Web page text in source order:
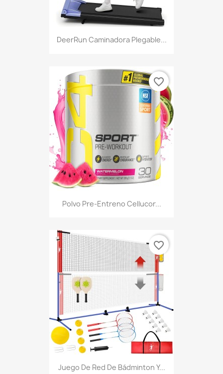
DeerRun Caminadora Plegable...
Polvo Pre-Entreno Cellucor...
favorite_border
Juego De Red De Bádminton Y...
favorite_border